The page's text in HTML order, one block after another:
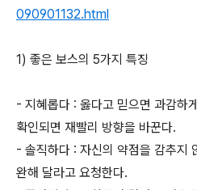
090901132.html
1) 좋은 보스의 5가지 특징
- 지혜롭다 : 옳다고 믿으면 과감하
확인되면 재빨리 방향을 바꾼다.
- 솔직하다 : 자신의 약점을 감추지
완해 달라고 요청한다.